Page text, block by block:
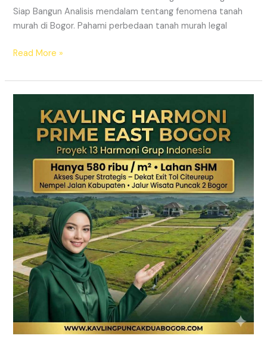
Siap Bangun Analisis mendalam tentang fenomena tanah
murah di Bogor. Pahami perbedaan tanah murah legal
Read More »
Hanjawong
Puncak
Bogor
Gunung
&
SHM
Pecah
Sertifikat